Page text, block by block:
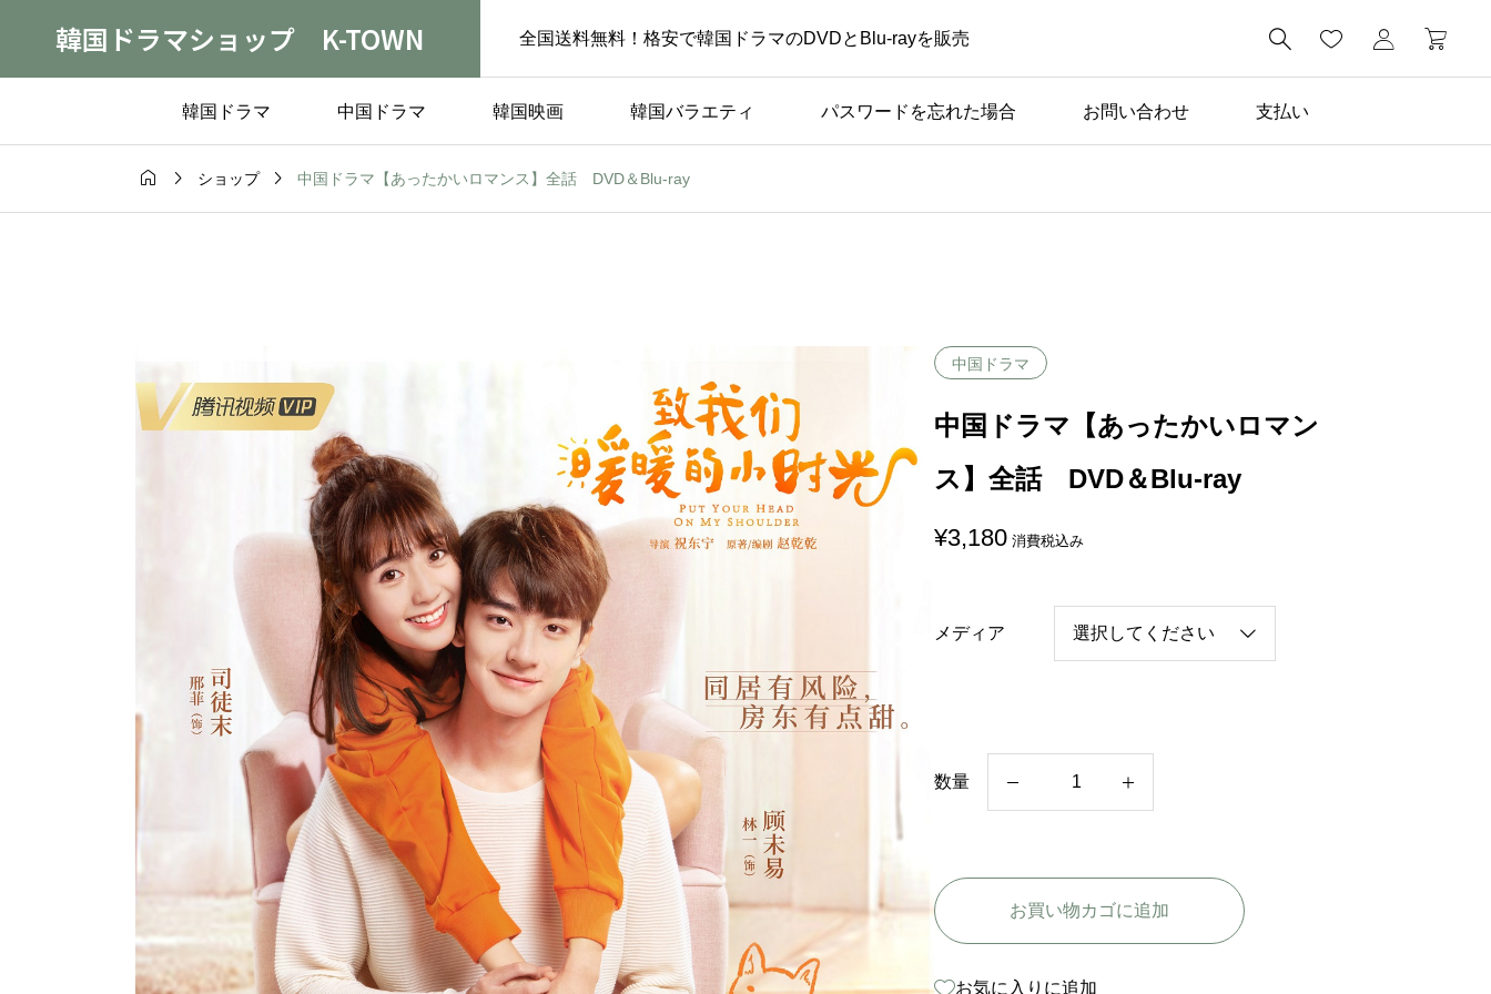
韓国ドラマショップ K-TOWN 全国送料無料！格安で韓国ドラマのDVDとBlu-rayを販売 
韓国ドラマ 中国ドラマ 韓国映画 韓国バラエティ パスワードを忘れた場合 お問い合わせ 支払い
  ショップ  中国ドラマ【あったかいロマンス】全話 DVD＆Blu-ray
中国ドラマ
中国ドラマ【あったかいロマン
ス】全話 DVD＆Blu-ray
¥3,180 消費税込み
メディア
数量
国
ラ
マ
【
あ
お買い物カゴに追加
お気に入りに追加